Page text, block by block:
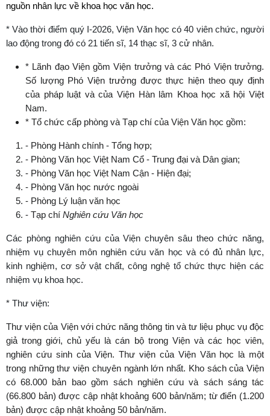
nguồn nhân lực về khoa học văn học.
* Vào thời điểm quý I-2026, Viện Văn học có 40 viên chức, người
lao động trong đó có 21 tiến sĩ, 14 thạc sĩ, 3 cử nhân.
* Lãnh đạo Viện gồm Viện trưởng và các Phó Viện trưởng.
Số lượng Phó Viện trưởng được thực hiện theo quy định
của pháp luật và của Viện Hàn lâm Khoa học xã hội Việt
Nam.
* Tổ chức cấp phòng và Tạp chí của Viện Văn học gồm:
- Phòng Hành chính - Tổng hợp;
- Phòng Văn học Việt Nam Cổ - Trung đại và Dân gian;
- Phòng Văn học Việt Nam Cận - Hiện đại;
- Phòng Văn học nước ngoài
- Phòng Lý luận văn học
- Tạp chí Nghiên cứu Văn học
Các phòng nghiên cứu của Viện chuyên sâu theo chức năng,
nhiệm vụ chuyên môn nghiên cứu văn học và có đủ nhân lực,
kinh nghiệm, cơ sở vật chất, công nghệ tổ chức thực hiện các
nhiệm vụ khoa học.
* Thư viện:
Thư viện của Viện với chức năng thông tin và tư liệu phục vụ độc
giả trong giới, chủ yếu là cán bộ trong Viện và các học viên,
nghiên cứu sinh của Viện. Thư viện của Viện Văn học là một
trong những thư viện chuyên ngành lớn nhất. Kho sách của Viện
có 68.000 bản bao gồm sách nghiên cứu và sách sáng tác
(66.800 bản) được cập nhật khoảng 600 bản/năm; từ điển (1.200
bản) được cập nhật khoảng 50 bản/năm.